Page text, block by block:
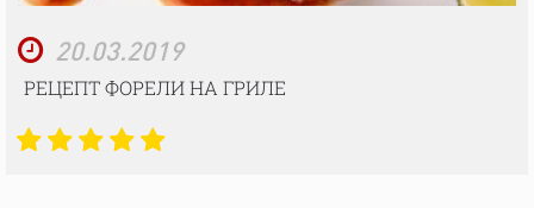
20.03.2019
РЕЦЕПТ ФОРЕЛИ НА ГРИЛЕ